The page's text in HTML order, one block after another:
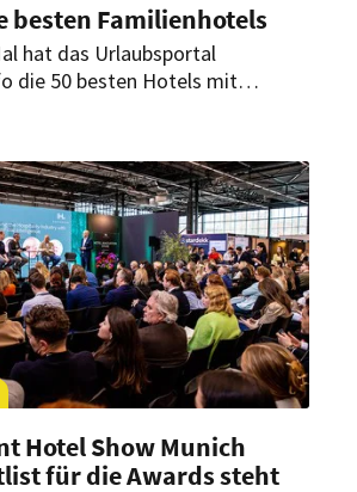
besten Familienhotels
hat das Urlaubsportal
die 50 besten Hotels mit
Das sind die
Häuser.
Hotel Show Munich
für die Awards steht